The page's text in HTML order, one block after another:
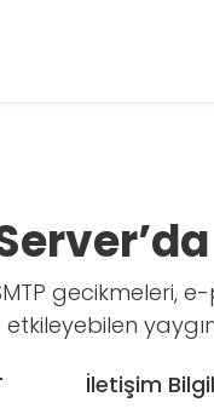
gecikmeleri,
etkileyebilen
İletişim